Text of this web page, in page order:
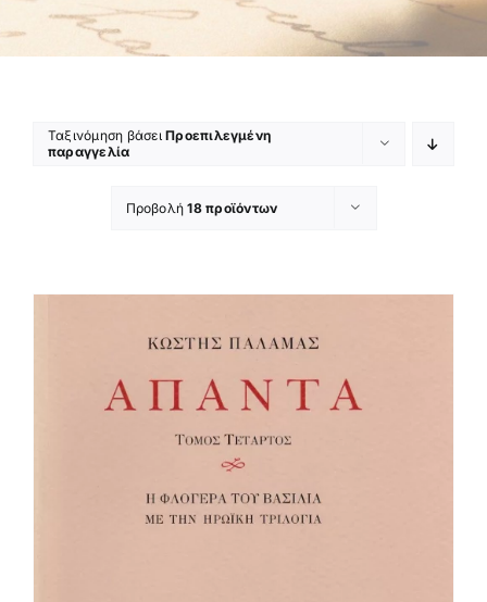
Ταξινόμηση βάσειΠροεπιλεγμένη
παραγγελία
Προβολή18 προϊόντων